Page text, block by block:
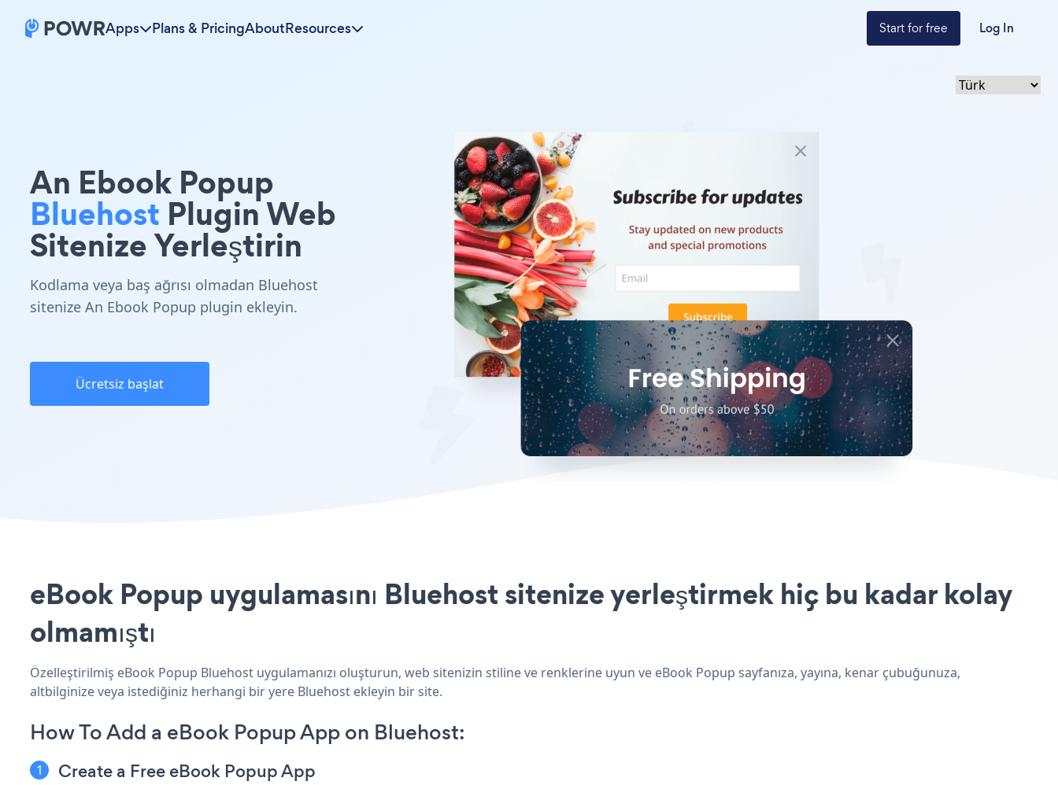
Apps Plans & PricingAboutResources Start for free Log In
An Ebook Popup
Bluehost Plugin Web
Sitenize Yerleştirin
Kodlama veya baş ağrısı olmadan Bluehost
sitenize An Ebook Popup plugin ekleyin.
Ücretsiz başlat
eBook Popup uygulamasını Bluehost sitenize yerleştirmek hiç bu kadar kolay
olmamıştı
Özelleştirilmiş eBook Popup Bluehost uygulamanızı oluşturun, web sitenizin stiline ve renklerine uyun ve eBook Popup sayfanıza, yayına, kenar çubuğunuza,
altbilginize veya istediğiniz herhangi bir yere Bluehost ekleyin bir site.
How To Add a eBook Popup App on Bluehost:
Create a Free eBook Popup App